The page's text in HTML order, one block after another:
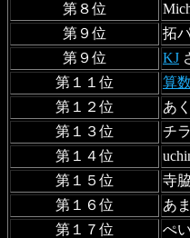
第８位
第９位
拓
第９位
KJ
第１１位
算
第１２位
あ
第１３位
チ
第１４位
第１５位
寺
第１６位
あ
第１７位
ぺ